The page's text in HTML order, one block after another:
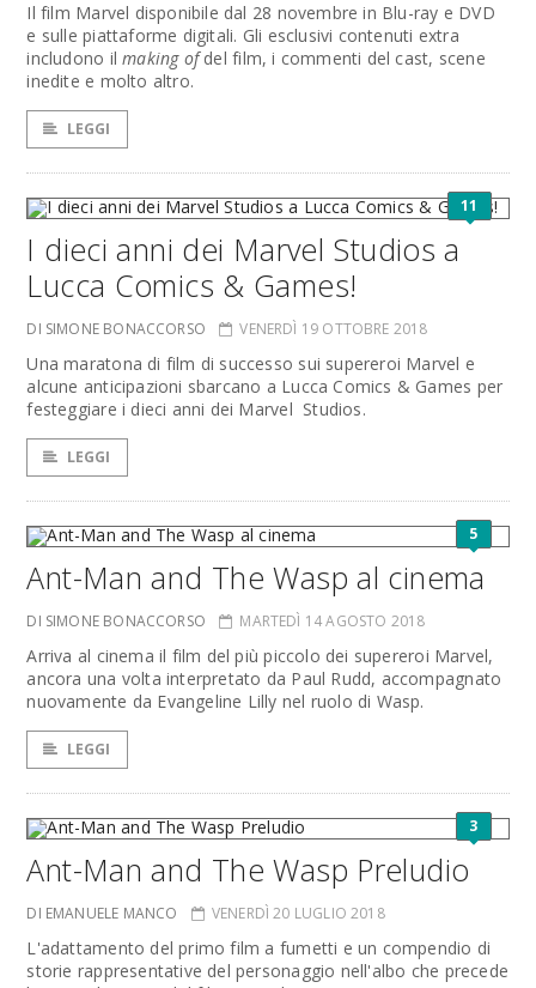
Il film Marvel disponibile dal 28 novembre in Blu-ray e DVD
e sulle piattaforme digitali. Gli esclusivi contenuti extra
includono ilmaking ofdel film, i commenti del cast, scene
inedite e molto altro.
LEGGI
11
I dieci anni dei Marvel Studios a
Lucca Comics & Games!
DI SIMONE BONACCORSO VENERDÌ 19 OTTOBRE 2018
Una maratona di film di successo sui supereroi Marvel e
alcune anticipazioni sbarcano a Lucca Comics & Games per
festeggiare i dieci anni dei Marvel Studios.
LEGGI
5
Ant-Man and The Wasp al cinema
DI SIMONE BONACCORSO MARTEDÌ 14 AGOSTO 2018
Arriva al cinema il film del più piccolo dei supereroi Marvel,
ancora una volta interpretato da Paul Rudd, accompagnato
nuovamente da Evangeline Lilly nel ruolo di Wasp.
LEGGI
3
Ant-Man and The Wasp Preludio
DI EMANUELE MANCO VENERDÌ 20 LUGLIO 2018
L'adattamento del primo film a fumetti e un compendio di
storie rappresentative del personaggio nell'albo che precede